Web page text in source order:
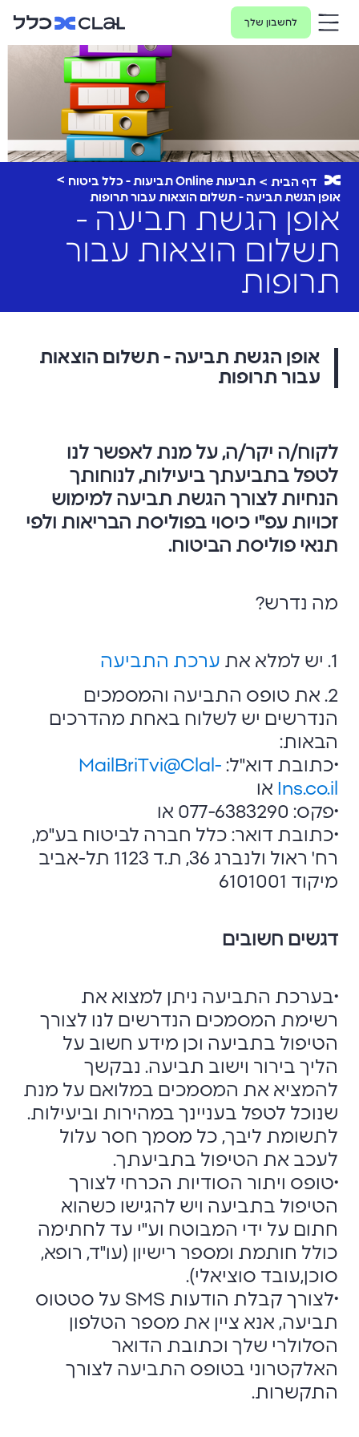
לחשבון שלך
דף הבית
תביעות Online תביעות - כלל ביטוח
אופן הגשת תביעה - תשלום הוצאות עבור תרופות
אופן הגשת תביעה -
תשלום הוצאות עבור
תרופות
אופן הגשת תביעה - תשלום הוצאות
עבור תרופות
לקוח/ה יקר/ה, על מנת לאפשר לנו
לטפל בתביעתך ביעילות, לנוחותך
הנחיות לצורך הגשת תביעה למימוש
זכויות עפ"י כיסוי בפוליסת הבריאות ולפי
תנאי פוליסת הביטוח.
מה נדרש?
1. יש למלא את
ערכת התביעה
2. את טופס התביעה והמסמכים
הנדרשים יש לשלוח באחת מהדרכים
הבאות:
•כתובת דוא"ל: MailBriTvi@Clal-
Ins.co.il או
•פקס: 077-6383290 או
•כתובת דואר: כלל חברה לביטוח בע"מ,
רח' ראול ולנברג 36, ת.ד 1123 תל-אביב
מיקוד 6101001
דגשים חשובים
•בערכת התביעה ניתן למצוא את
רשימת המסמכים הנדרשים לנו לצורך
הטיפול בתביעה וכן מידע חשוב על
הליך בירור וישוב תביעה. נבקשך
להמציא את המסמכים במלואם על מנת
שנוכל לטפל בעניינך במהירות וביעילות.
לתשומת ליבך, כל מסמך חסר עלול
לעכב את הטיפול בתביעתך.
•טופס ויתור הסודיות הכרחי לצורך
הטיפול בתביעה ויש להגישו כשהוא
חתום על ידי המבוטח וע"י עד לחתימה
כולל חותמת ומספר רישיון (עו"ד, רופא,
סוכן,עובד סוציאלי).
•לצורך קבלת הודעות SMS על סטטוס
תביעה, אנא ציין את מספר הטלפון
הסלולרי שלך וכתובת הדואר
האלקטרוני בטופס התביעה לצורך
התקשרות.